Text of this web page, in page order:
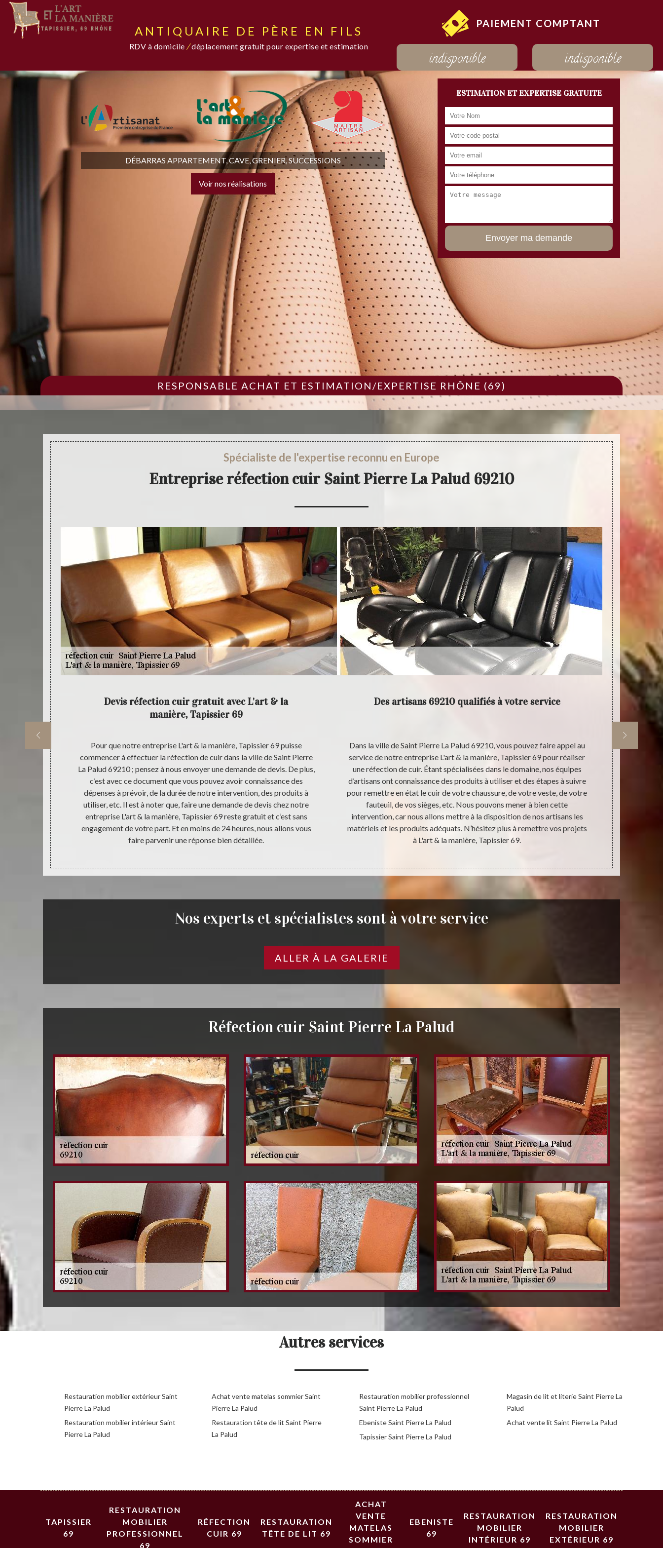
ANTIQUAIRE DE PÈRE EN FILS
RDV à domicile /déplacement gratuit pour expertise et estimation
PAIEMENT COMPTANT
indisponible indisponible
DÉBARRAS APPARTEMENT, CAVE, GRENIER, SUCCESSIONS
Voir nos réalisations
ESTIMATION ET EXPERTISE GRATUITE
RESPONSABLE ACHAT ET ESTIMATION/EXPERTISE RHÔNE (69)
Spécialiste de l'expertise reconnu en Europe
Entreprise réfection cuir Saint Pierre La Palud 69210
Devis réfection cuir gratuit avec L'art & la
manière, Tapissier 69
Pour que notre entreprise L'art & la manière, Tapissier 69 puisse
commencer à effectuer la réfection de cuir dans la ville de Saint Pierre
La Palud 69210 ; pensez à nous envoyer une demande de devis. De plus,
c’est avec ce document que vous pouvez avoir connaissance des
dépenses à prévoir, de la durée de notre intervention, des produits à
utiliser, etc. Il est à noter que, faire une demande de devis chez notre
entreprise L'art & la manière, Tapissier 69 reste gratuit et c’est sans
engagement de votre part. Et en moins de 24 heures, nous allons vous
faire parvenir une réponse bien détaillée.
Des artisans 69210 qualifiés à votre service
Dans la ville de Saint Pierre La Palud 69210, vous pouvez faire appel au
service de notre entreprise L'art & la manière, Tapissier 69 pour réaliser
une réfection de cuir. Étant spécialisées dans le domaine, nos équipes
d’artisans ont connaissance des produits à utiliser et des étapes à suivre
pour remettre en état le cuir de votre chaussure, de votre veste, de votre
fauteuil, de vos sièges, etc. Nous pouvons mener à bien cette
intervention, car nous allons mettre à la disposition de nos artisans les
matériels et les produits adéquats. N’hésitez plus à remettre vos projets
à L'art & la manière, Tapissier 69.
Vos
Nos experts et spécialistes sont à votre service
ALLER À LA GALERIE
Réfection cuir Saint Pierre La Palud
Autres services
Restauration mobilier extérieur Saint
Pierre La Palud
Restauration mobilier intérieur Saint
Pierre La Palud
Achat vente matelas sommier Saint
Pierre La Palud
Restauration tête de lit Saint Pierre
La Palud
Restauration mobilier professionnel
Saint Pierre La Palud
Ebeniste Saint Pierre La Palud
Tapissier Saint Pierre La Palud
Magasin de lit et literie Saint Pierre La
Palud
Achat vente lit Saint Pierre La Palud
TAPISSIER
69
RESTAURATION
MOBILIER
PROFESSIONNEL
69
RÉFECTION
CUIR 69
RESTAURATION
TÊTE DE LIT 69
ACHAT
VENTE
MATELAS
SOMMIER
EBENISTE
69
RESTAURATION
MOBILIER
INTÉRIEUR 69
RESTAURATION
MOBILIER
EXTÉRIEUR 69